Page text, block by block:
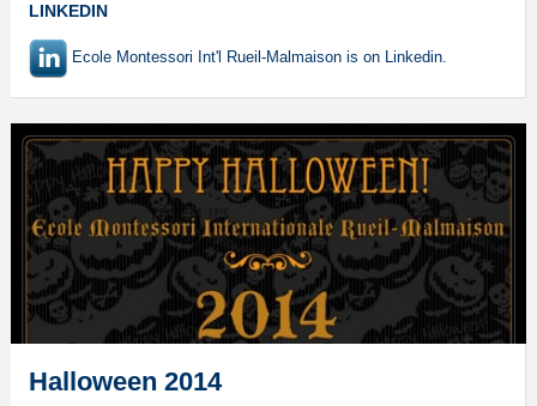
LINKEDIN
Ecole Montessori Int'l Rueil-Malmaison is on Linkedin.
Halloween 2014